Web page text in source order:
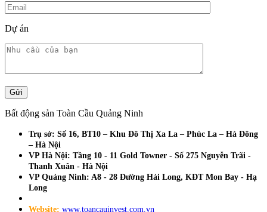
Dự án
Bất động sản Toàn Cầu Quảng Ninh
Trụ sở: Số 16, BT10 – Khu Đô Thị Xa La – Phúc La – Hà Đông
– Hà Nội
VP Hà Nội: Tầng 10 - 11 Gold Towner - Số 275 Nguyễn Trãi -
Thanh Xuân - Hà Nội
VP Quảng Ninh: A8 - 28 Đường Hải Long, KĐT Mon Bay - Hạ
Long
Website: www.toancauinvest.com.vn